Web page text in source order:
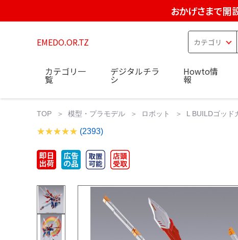
おかげさまで開
EMEDO.OR.TZ
カテゴリ一
覧
デジタルチラ
シ
Howto情
報
TOP 模型・プラモデル ロボット L BUILDゴッド
(2393)